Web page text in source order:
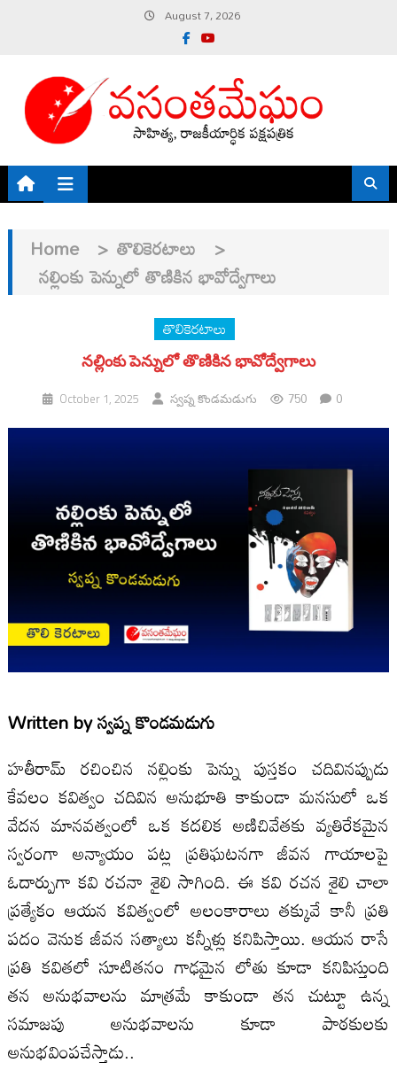
content
August 7, 2026
Home > తొలికెరటాలు >
నల్లింకు పెన్నులో తొణికిన భావోద్వేగాలు
తొలికెరటాలు
నల్లింకు పెన్నులో తొణికిన భావోద్వేగాలు
October 1, 2025 స్వప్న కొండమడుగు 750 0
Written byస్వప్న కొండమడుగు
హతీరామ్ రచించిన నల్లింకు పెన్ను పుస్తకం చదివినప్పుడు
కేవలం కవిత్వం చదివిన అనుభూతి కాకుండా మనసులో ఒక
వేదన మానవత్వంలో ఒక కదలిక అణిచివేతకు వ్యతిరేకమైన
స్వరంగా అన్యాయం పట్ల ప్రతిఘటనగా జీవన గాయాలపై
ఓదార్పుగా కవి రచనా శైలి సాగింది. ఈ కవి రచన శైలి చాలా
ప్రత్యేకం ఆయన కవిత్వంలో అలంకారాలు తక్కువే కానీ ప్రతి
పదం వెనుక జీవన సత్యాలు కన్నీళ్లు కనిపిస్తాయి. ఆయన రాసే
ప్రతి కవితలో సూటితనం గాఢమైన లోతు కూడా కనిపిస్తుంది
తన అనుభవాలను మాత్రమే కాకుండా తన చుట్టూ ఉన్న
సమాజపు అనుభవాలను కూడా పాఠకులకు
అనుభవింపచేస్తాడు..